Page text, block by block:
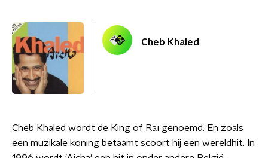
Cheb Khaled
Cheb Khaled wordt de King of Raï genoemd. En zoals
een muzikale koning betaamt scoort hij een wereldhit. In